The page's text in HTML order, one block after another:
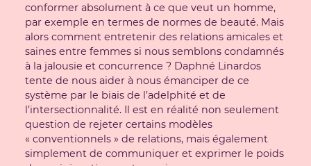
conformer absolument à ce que veut un homme,
par exemple en termes de normes de beauté. Mais
alors comment entretenir des relations amicales et
saines entre femmes si nous semblons condamnés
à la jalousie et concurrence ? Daphné Linardos
tente de nous aider à nous émanciper de ce
système par le biais de l’adelphité et de
l’intersectionnalité. Il est en réalité non seulement
question de rejeter certains modèles
« conventionnels » de relations, mais également
simplement de communiquer et exprimer le poids